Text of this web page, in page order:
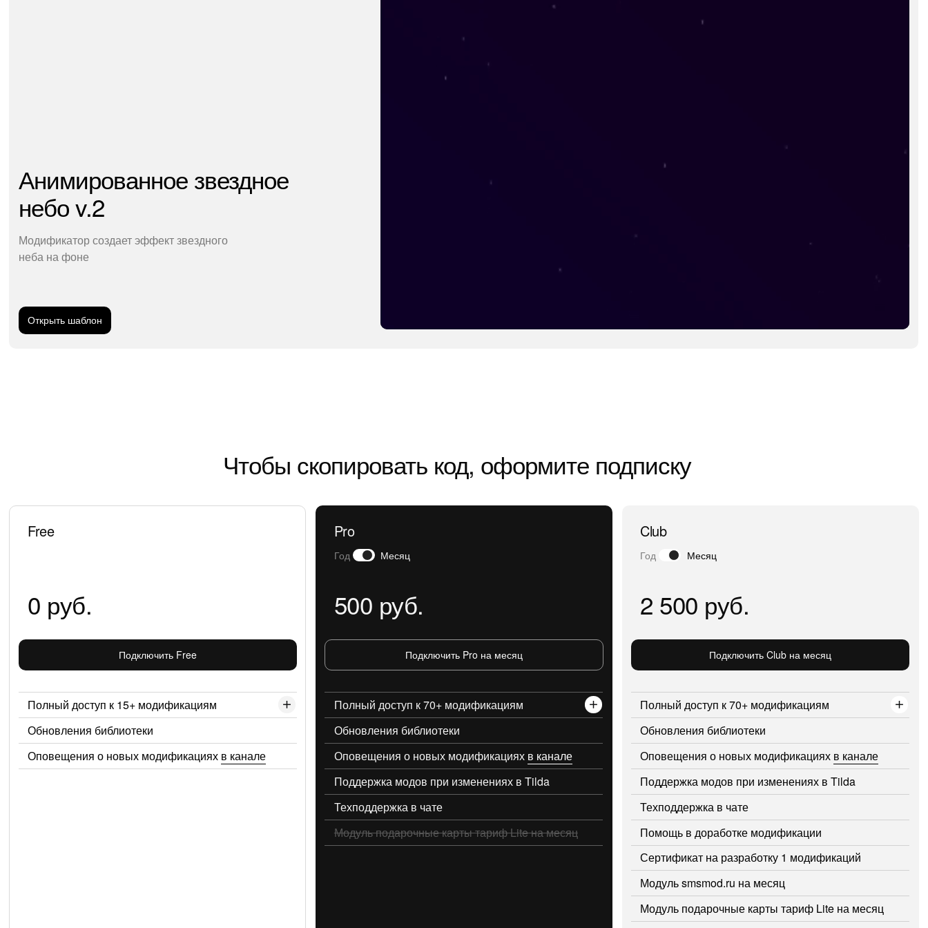
Анимированное звездное
небо v.2
Модификатор создает эффект звездного
неба на фоне
Открыть шаблон
Чтобы скопировать код, оформите подписку
Полный доступ к 70+ модификациям
Обновления библиотеки
Оповещения о новых модификациях в канале
Техподдержка в чате
Поддержка модов при изменениях в Tilda
Модуль подарочные карты тариф Lite на месяц Помощь в доработке модификации
Поддержка модов при изменениях в Tilda
Техподдержка в чате
Модуль smsmod.ru на месяц
Сертификат на разработку 1 модификаций
Модуль подарочные карты тариф Lite на месяц
Оповещения о новых модификациях в канале
Обновления библиотеки
Полный доступ к 70+ модификациям
Оповещения о новых модификациях в канале
Обновления библиотеки
Полный доступ к 15+ модификациям
Free
0 руб.
Месяц
Год
Pro
500 руб.
Club
2 500 руб.
Месяц
Подключить Club на месяц
Подключить Pro на месяц
Подключить Free
Год